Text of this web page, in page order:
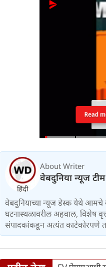
Read
About Writer
वेबदुनिया न्यूज टीम
वेबदुनियाच्या न्यूज डेस्क येथे आमचे
घटनास्थळावरील अहवाल, विशेष
संपादकांकडून अत्यंत काटेकोरपणे